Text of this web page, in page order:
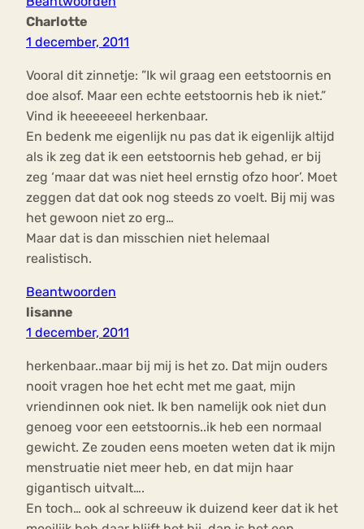
Charlotte
1 december, 2011
Vooral dit zinnetje: ”Ik wil graag een eetstoornis en
doe alsof. Maar een echte eetstoornis heb ik niet.”
Vind ik heeeeeeel herkenbaar.
En bedenk me eigenlijk nu pas dat ik eigenlijk altijd
als ik zeg dat ik een eetstoornis heb gehad, er bij
zeg ‘maar dat was niet heel ernstig ofzo hoor’. Moet
zeggen dat dat ook nog steeds zo voelt. Bij mij was
het gewoon niet zo erg…
Maar dat is dan misschien niet helemaal
realistisch.
Beantwoorden
lisanne
1 december, 2011
herkenbaar..maar bij mij is het zo. Dat mijn ouders
nooit vragen hoe het echt met me gaat, mijn
vriendinnen ook niet. Ik ben namelijk ook niet dun
genoeg voor een eetstoornis..ik heb een normaal
gewicht. Ze zouden eens moeten weten dat ik mijn
menstruatie niet meer heb, en dat mijn haar
gigantisch uitvalt….
En toch… ook al schreeuw ik duizend keer dat ik het